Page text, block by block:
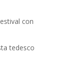
con
tedesco